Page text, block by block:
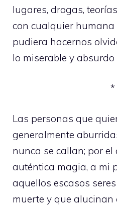
lugares, drogas,
con cualquier
pudiera hacernos
lo miserable y absurdo
*
Las personas que
generalmente
nunca se callan; por el
auténtica magia, a mi
aquellos escasos
muerte y que alucinan